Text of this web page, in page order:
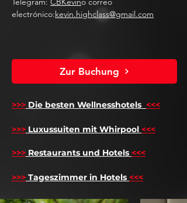
electrónico:kevin.highclass@gmail.com
Zur Buchung
>>> Die besten Wellnesshotels <<<
>>> Luxussuiten mit Whirpool <<<
>>> Restaurants und Hotels <<<
>>> Tageszimmer in Hotels <<<